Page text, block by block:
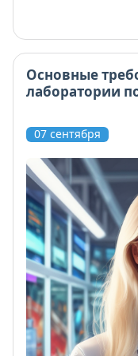
Основные
лаборатории
07 сентября